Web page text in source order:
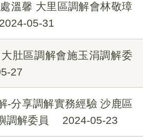
溫馨 大里區調解會林敬璋
2024-05-31
肚區調解會施玉涓調解委
27
-分享調解實務經驗 沙鹿區
調解委員
2024-05-23